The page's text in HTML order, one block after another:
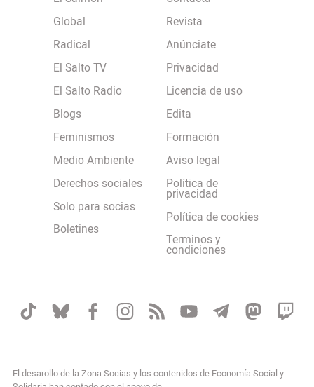
Global
Radical
El Salto TV
El Salto Radio
Blogs
Feminismos
Medio Ambiente
Derechos sociales
Solo para socias
Boletines
Revista
Anúnciate
Privacidad
Licencia de uso
Edita
Formación
Aviso legal
Política de
privacidad
Política de cookies
Terminos y
condiciones
El desarollo de la Zona Socias y los contenidos de Economía Social y